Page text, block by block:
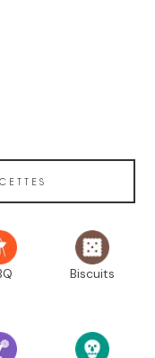
Biscuits